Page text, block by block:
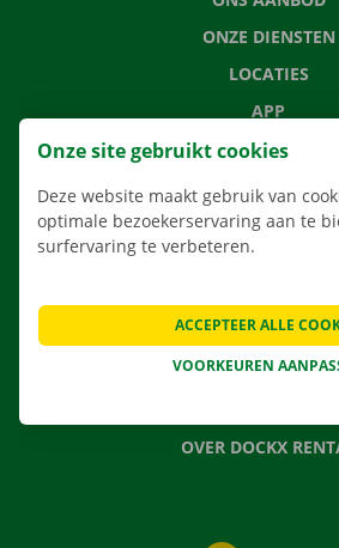
ONZE DIENSTEN
LOCATIES
APP
NIEUWS
CADEAUBON
OVER DOCKX
Onze site gebruikt cookies
Deze website maakt gebruik van
optimale bezoekerservaring aan te
surfervaring te verbeteren.
VOORKEUREN
ACCEPTEER ALLE